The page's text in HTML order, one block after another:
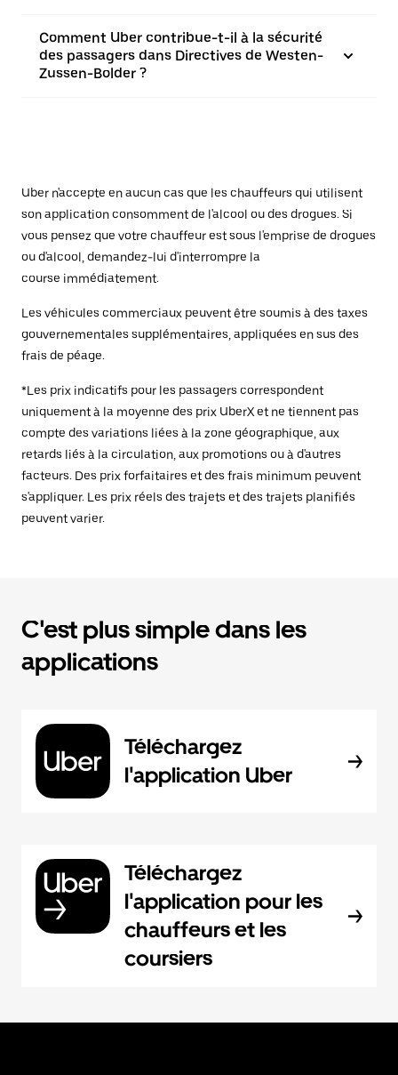
Comment Uber contribue-t-il à la sécurité
des passagers dans Directives de Westen-
Zussen-Bolder ?
Uber n'accepte en aucun cas que les chauffeurs qui utilisent
son application consomment de l'alcool ou des drogues. Si
vous pensez que votre chauffeur est sous l'emprise de drogues
ou d'alcool, demandez-lui d'interrompre la
course immédiatement.
Les véhicules commerciaux peuvent être soumis à des taxes
gouvernementales supplémentaires, appliquées en sus des
frais de péage.
*Les prix indicatifs pour les passagers correspondent
uniquement à la moyenne des prix UberX et ne tiennent pas
compte des variations liées à la zone géographique, aux
retards liés à la circulation, aux promotions ou à d'autres
facteurs. Des prix forfaitaires et des frais minimum peuvent
s'appliquer. Les prix réels des trajets et des trajets planifiés
peuvent varier.
C'est plus simple dans les
applications
Téléchargez
l'application Uber
Téléchargez
l'application pour les
chauffeurs et les
coursiers